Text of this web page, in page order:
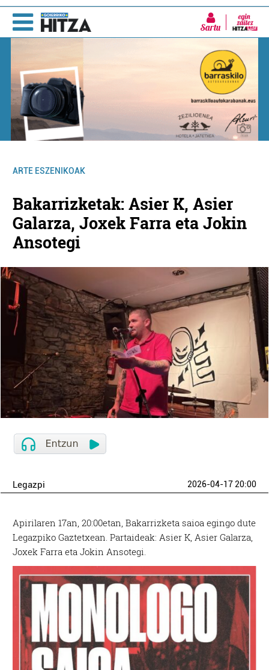
Sartu
ARTE ESZENIKOAK
Bakarrizketak: Asier K, Asier
Galarza, Joxek Farra eta Jokin
Ansotegi
Legazpi 2026-04-17 20:00
Apirilaren 17an, 20:00etan, Bakarrizketa saioa egingo dute
Legazpiko Gaztetxean. Partaideak: Asier K, Asier Galarza,
Joxek Farra eta Jokin Ansotegi.